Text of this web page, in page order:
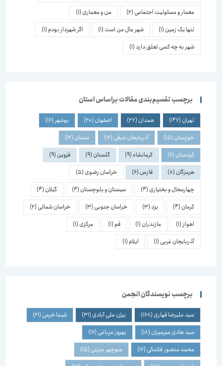
معمار و مسئولیت اجتماعی(2) من و معماری(1)
تنها یک زمین(1) شهر مال من است(1) اگر شهردار بودم(1)
شهر به چه کسی تعلق دارد(1)
برچسب تقسیم‌بندی مقالات براساس استان
تهران(146) همدان(27) اصفهان(20) بوشهر(16)
خوزستان(15) آذربایجان شرقی(12) سمنان(12)
کردستان(11) کرمانشاه(9) گلستان(9) قزوین(9)
هرمزگان(8) فارس(6) خراسان رضوی(5)
چهارمحال و بختیاری(4) سیستان و بلوچستان(4) گیلان(4)
کرمان(4)
(3) خراسان جنوبی(3) خراسان شمالی(2)
اهواز(1) مازندران(1)
(1) مرکزی(1)
آذربایجان غربی(1) ایلام(1)
برچسب نویسندگان انجمن
سید علیرضا قهاری(168) بیژن علی آبادی(31) شیما خرمی(21)
سید هادی میرمیران(18) بهروز مرباغی(16)
محمد منصور فلامکی(16) منوچهر مزینی(15)